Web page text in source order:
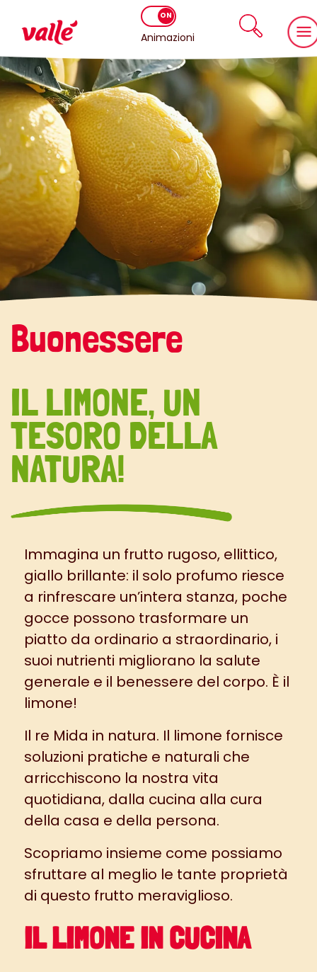
Animazioni
Buonessere
IL LIMONE, UN
TESORO DELLA
NATURA!
Immagina un frutto rugoso, ellittico,
giallo brillante: il solo profumo riesce
a rinfrescare un’intera stanza, poche
gocce possono trasformare un
piatto da ordinario a straordinario, i
suoi nutrienti migliorano la salute
generale e il benessere del corpo. È il
limone!
Il re Mida in natura. Il limone fornisce
soluzioni pratiche e naturali che
arricchiscono la nostra vita
quotidiana, dalla cucina alla cura
della casa e della persona.
Scopriamo insieme come possiamo
sfruttare al meglio le tante proprietà
di questo frutto meraviglioso.
IL LIMONE IN CUCINA